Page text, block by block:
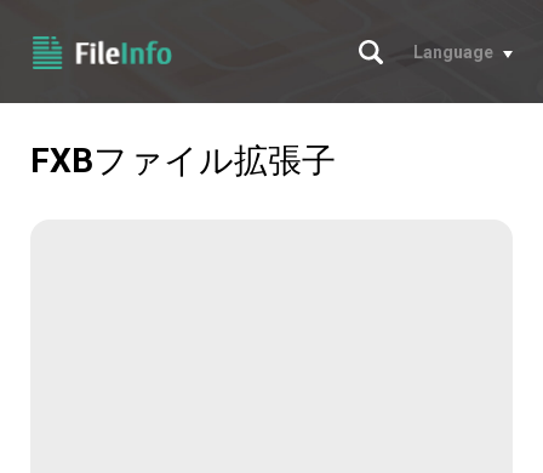
サーチ
Language
FXBファイル拡張子